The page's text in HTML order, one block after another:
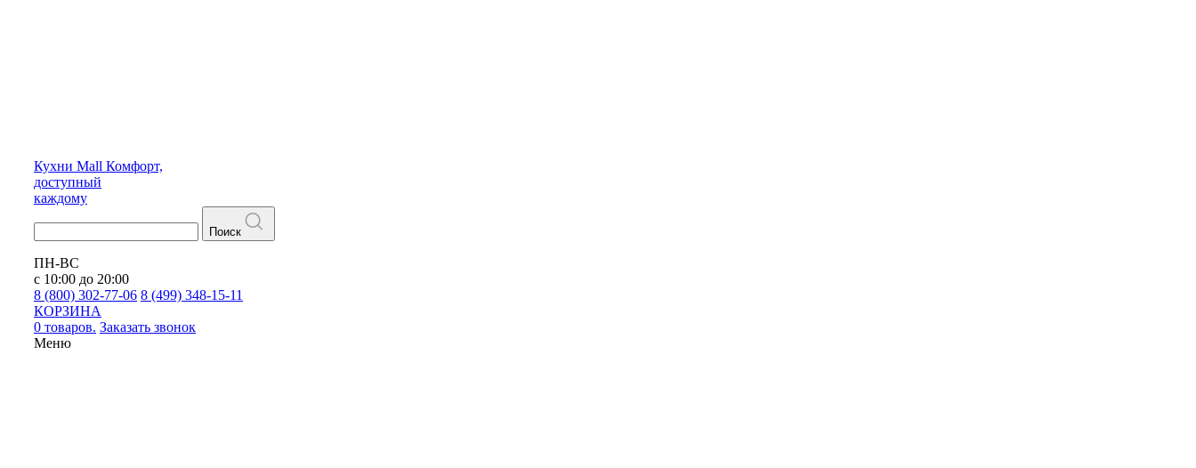
Кухни Mall Комфорт,
доступный
каждому
Поиск
ПН-ВС
с 10:00 до 20:00
8 (800) 302-77-06 8 (499) 348-15-11
КОРЗИНА
0 товаров. Заказать звонок
Меню